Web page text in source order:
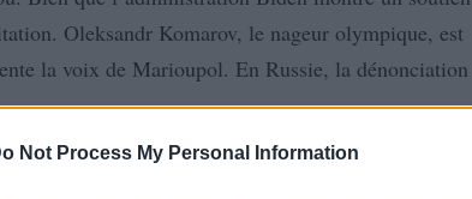
Not Process My Personal Information
Oleksandr Komarov, le nageur olympique, est
la voix de Marioupol. En Russie, la dénonciation